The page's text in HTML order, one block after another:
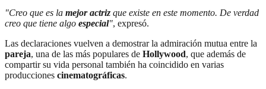
"Creo que es la mejor actriz que existe en este momento. De verdad
creo que tiene algo especial", expresó.
Las declaraciones vuelven a demostrar la admiración mutua entre la
pareja, una de las más populares de Hollywood, que además de
compartir su vida personal también ha coincidido en varias
producciones cinematográficas.